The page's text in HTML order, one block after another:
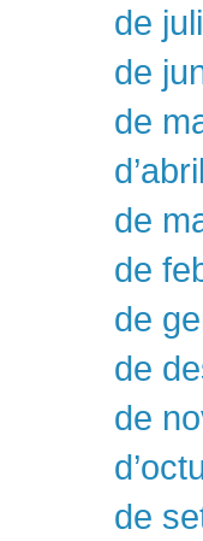
de
de
de
de
de
de
de
de
de